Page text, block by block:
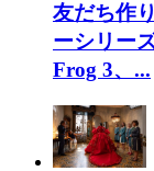
友だち作
ーシリー
Frog 3、...